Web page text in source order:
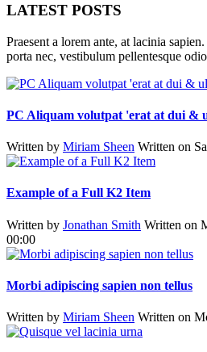
LATEST POSTS
Praesent a lorem ante, at lacinia
porta nec, vestibulum pellentesque
PC Aliquam volutpat 'erat at dui &
Written by Miriam Sheen Written on
Example of a Full K2 Item
Written by Jonathan Smith Written on
00:00
Morbi adipiscing sapien non tellus
Written by Miriam Sheen Written on